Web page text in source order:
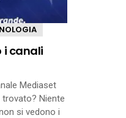
i canali
Mediaset
trovato? Niente
si vedono i